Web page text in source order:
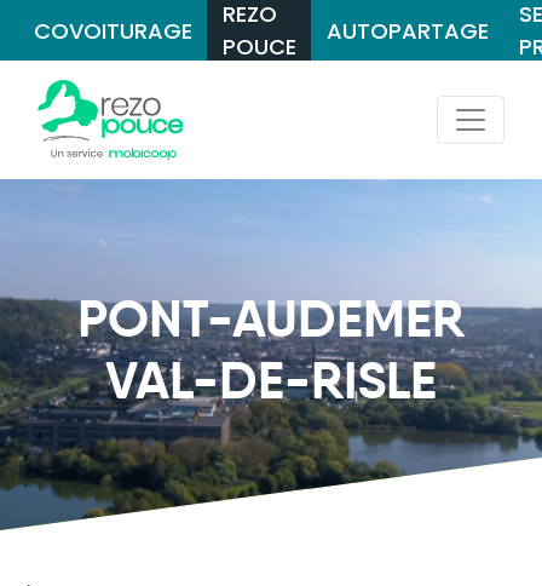
COVOITURAGE
REZO
POUCE
AUTOPARTAGE
PONT-AUDEMER
VAL-DE-RISLE